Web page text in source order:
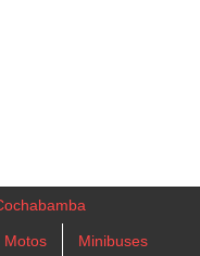
Motos Minibuses